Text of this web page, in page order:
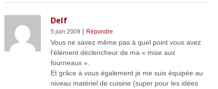
Delf
5 juin 2009 | Répondre
Vous ne savez même pas à quel point vous avez
l’élément déclencheur de ma « mise aux
fourneaux ».
Et grâce à vous également je me suis équipée au
niveau matériel de cuisine (super pour les idées